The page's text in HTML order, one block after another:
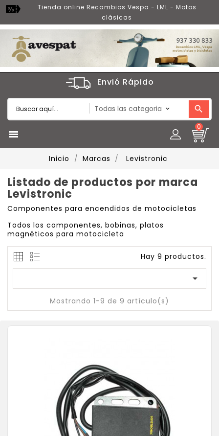
Tienda online Recambios Vespa - LML - Motos
clásicas
Envió Rápido

0
Inicio Marcas Levistronic
Listado de productos por marca
Levistronic
Componentes para encendidos de motocicletas
Todos los componentes, bobinas, platos
magnéticos para motocicleta
Hay 9 productos.

Mostrando 1-9 de 9 artículo(s)